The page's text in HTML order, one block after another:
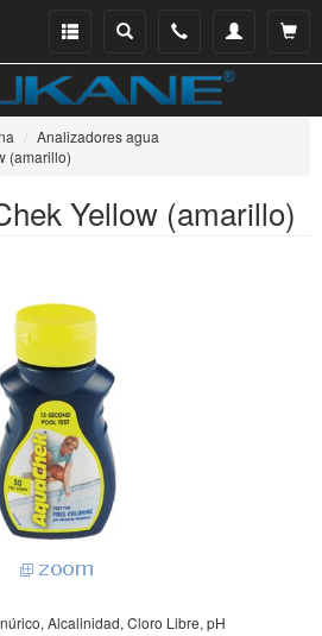
Ver
Mi
Teléfono
Buscar
Menu
Analizadores agua
(amarillo)
Yellow (amarillo)
Alcalinidad, Cloro Libre, pH